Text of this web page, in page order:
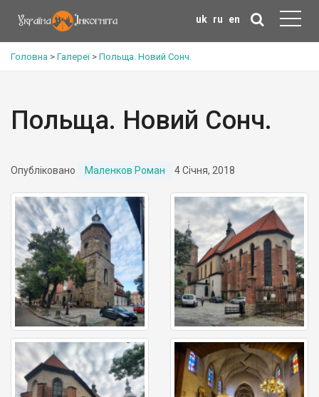
uk ru en
Головна > Галереї> Польща. Новий Сонч.
Польща. Новий Сонч.
Опубліковано Маленков Роман 4 Січня, 2018